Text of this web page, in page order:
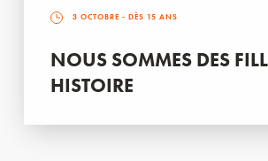
3 OCTOBRE - DÈS 15 ANS
NOUS SOMMES DES
HISTOIRE